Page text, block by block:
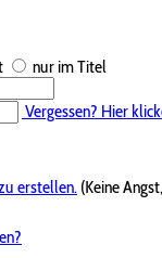
nur im Titel
Vergessen? Hier
erstellen. (Keine